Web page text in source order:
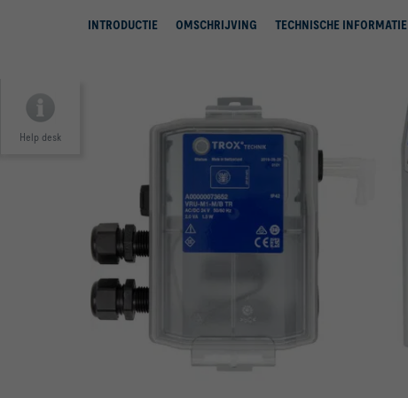
INTRODUCTIE OMSCHRIJVING TECHNISCHE INFORMATIE
Help desk